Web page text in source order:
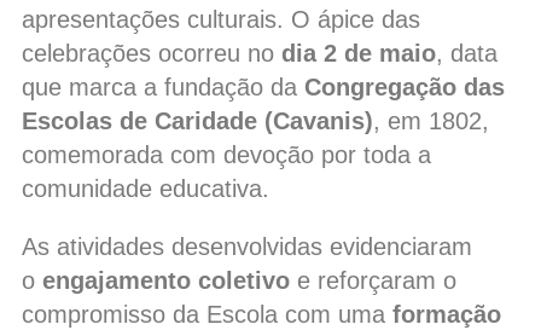
apresentações culturais. O ápice das
celebrações ocorreu no dia 2 de maio, data
que marca a fundação da Congregação das
Escolas de Caridade (Cavanis), em 1802,
comemorada com devoção por toda a
comunidade educativa.
As atividades desenvolvidas evidenciaram
o engajamento coletivo e reforçaram o
compromisso da Escola com uma formação